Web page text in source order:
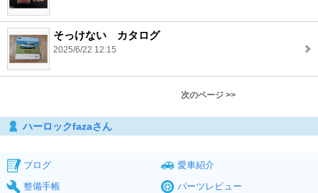
そっけない カタログ
2025/6/22 12:15
次のページ >>
ハーロックfazaさん
ブログ
愛車紹介
整備手帳
パーツレビュー